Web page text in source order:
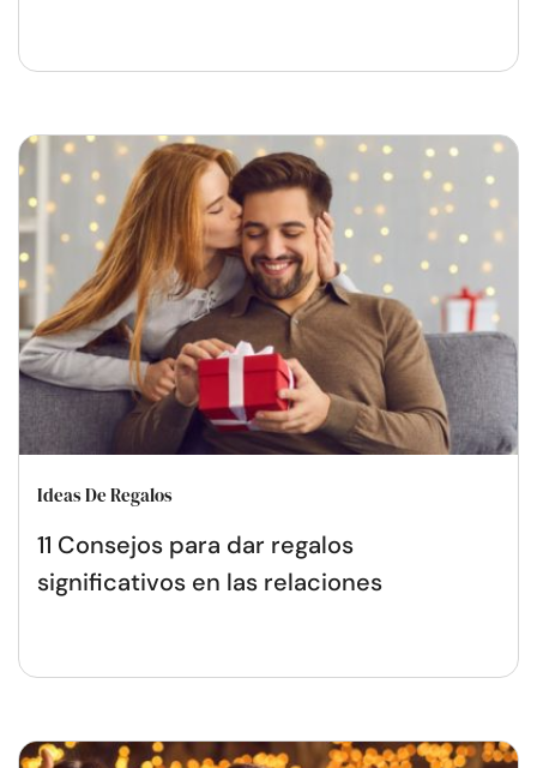
Ideas De Regalos
11 Consejos para dar regalos
significativos en las relaciones